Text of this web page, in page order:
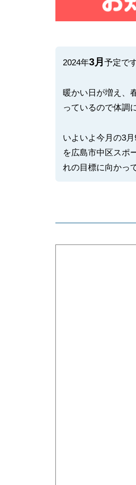
ブ
2024年3月予定で
暖かい日が増え、
っているので体調
いよいよ今月の3
を広島市中区スポ
れの目標に向かっ